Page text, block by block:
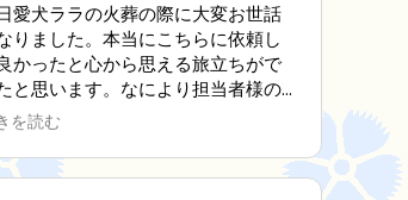
愛犬ララの火葬の際に大変お世話
りました。本当にこちらに依頼し
かったと心から思える旅立ちがで
と思います。なにより担当者様の
、優しさ、心遣い、全てに満足で
。家にはもう一匹シニア犬がいます
たお願いする機会が無い事を願い
を読む